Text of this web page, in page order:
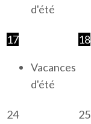
d'été
17
Vacances
d'été
18
24 25